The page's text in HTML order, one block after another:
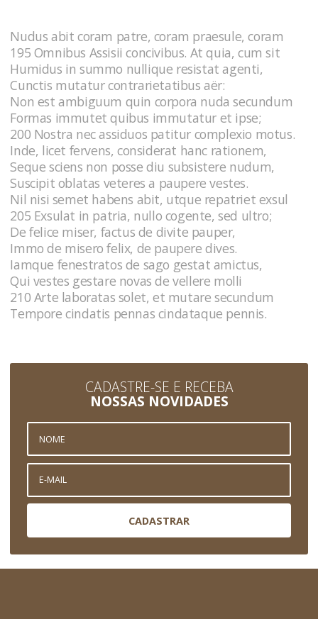
Nudus abit coram patre, coram praesule, coram
195 Omnibus Assisii concivibus. At quia, cum sit
Humidus in summo nullique resistat agenti,
Cunctis mutatur contrarietatibus aër:
Non est ambiguum quin corpora nuda secundum
Formas immutet quibus immutatur et ipse;
200 Nostra nec assiduos patitur complexio motus.
Inde, licet fervens, considerat hanc rationem,
Seque sciens non posse diu subsistere nudum,
Suscipit oblatas veteres a paupere vestes.
Nil nisi semet habens abit, utque repatriet exsul
205 Exsulat in patria, nullo cogente, sed ultro;
De felice miser, factus de divite pauper,
Immo de misero felix, de paupere dives.
Iamque fenestratos de sago gestat amictus,
Qui vestes gestare novas de vellere molli
210 Arte laboratas solet, et mutare secundum
Tempore cindatis pennas cindataque pennis.
CADASTRE-SE E RECEBA
NOSSAS NOVIDADES
CADASTRAR